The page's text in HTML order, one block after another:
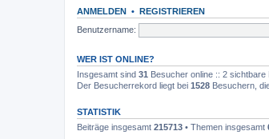
ANMELDEN • REGISTRIEREN
Benutzername:
WER IST ONLINE?
Insgesamt sind 31 Besucher online :: 2
Der Besucherrekord liegt bei 1528 Besuchern,
STATISTIK
Beiträge insgesamt 215713 • Themen insgesamt